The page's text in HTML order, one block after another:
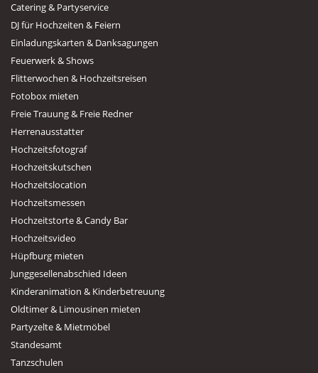
Catering & Partyservice
DJ für Hochzeiten & Feiern
Einladungskarten & Danksagungen
Feuerwerk & Shows
Flitterwochen & Hochzeitsreisen
Fotobox mieten
Freie Trauung & Freie Redner
Herrenausstatter
Hochzeitsfotograf
Hochzeitskutschen
Hochzeitslocation
Hochzeitsmessen
Hochzeitstorte & Candy Bar
Hochzeitsvideo
Hüpfburg mieten
Junggesellenabschied Ideen
Kinderanimation & Kinderbetreuung
Oldtimer & Limousinen mieten
Partyzelte & Mietmöbel
Standesamt
Tanzschulen